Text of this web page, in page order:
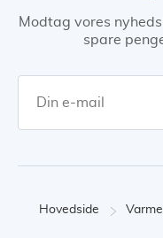
Modtag vores
spare
Hovedside